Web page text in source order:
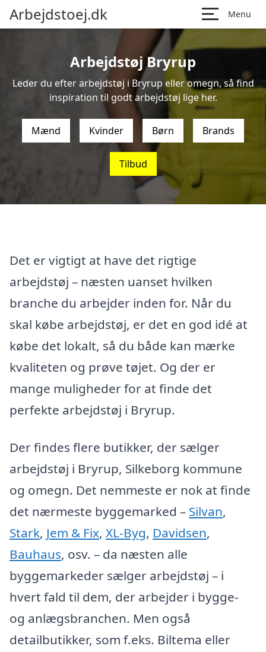
Arbejdstoej.dk Menu
Arbejdstøj Bryrup
Leder du efter arbejdstøj i Bryrup eller omegn, så find
inspiration til godt arbejdstøj lige her.
Mænd Kvinder Børn Brands
Tilbud
Det er vigtigt at have det rigtige
arbejdstøj – næsten uanset hvilken
branche du arbejder inden for. Når du
skal købe arbejdstøj, er det en god idé at
købe det lokalt, så du både kan mærke
kvaliteten og prøve tøjet. Og der er
mange muligheder for at finde det
perfekte arbejdstøj i Bryrup.
Der findes flere butikker, der sælger
arbejdstøj i Bryrup, Silkeborg kommune
og omegn. Det nemmeste er nok at finde
det nærmeste byggemarked – Silvan,
Stark, Jem & Fix, XL-Byg, Davidsen,
Bauhaus, osv. – da næsten alle
byggemarkeder sælger arbejdstøj – i
hvert fald til dem, der arbejder i bygge-
og anlægsbranchen. Men også
detailbutikker, som f.eks. Biltema eller